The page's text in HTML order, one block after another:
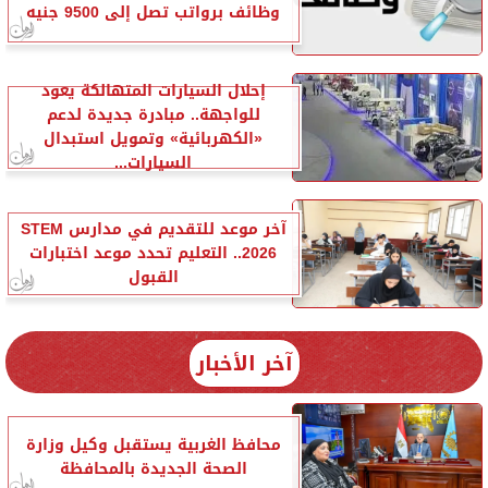
وظائف برواتب تصل إلى 9500 جنيه
إحلال السيارات المتهالكة يعود
للواجهة.. مبادرة جديدة لدعم
«الكهربائية» وتمويل استبدال
السيارات...
آخر موعد للتقديم في مدارس STEM
2026.. التعليم تحدد موعد اختبارات
القبول
آخر الأخبار
محافظ الغربية يستقبل وكيل وزارة
الصحة الجديدة بالمحافظة